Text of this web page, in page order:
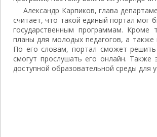
Александр Карпиков, глава
считает, что такой единый портал мог
государственным программам.
планы для молодых педагогов, а
По его словам, портал сможет
смогут прослушать его онлайн.
доступной образовательной среды для